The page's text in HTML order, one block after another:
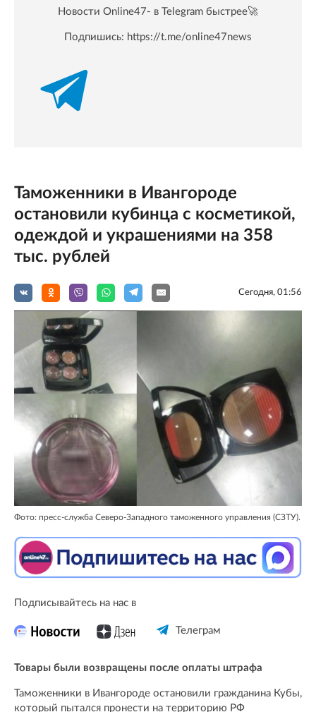
Новости Online47- в Telegram быстрее🚀
Подпишись: https://t.me/online47news
Таможенники в Ивангороде
остановили кубинца с косметикой,
одеждой и украшениями на 358
тыс. рублей
Сегодня, 01:56
Фото: пресс-служба Северо-Западного таможенного управления (СЗТУ).
Подписывайтесь на нас в
Телеграм
Товары были возвращены после оплаты штрафа
Таможенники в Ивангороде остановили гражданина Кубы,
который пытался пронести на территорию РФ